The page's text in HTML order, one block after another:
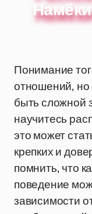
Намёки
Понимание
отношений, но
быть сложной
научитесь
это может
крепких и
помнить, что
поведение
зависимости